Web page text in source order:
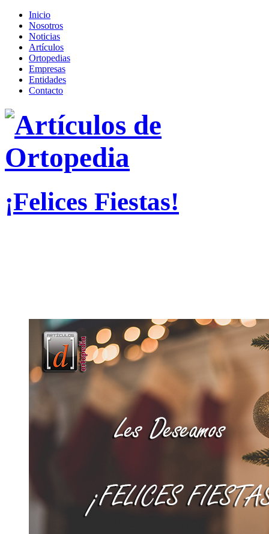
Inicio
Nosotros
Noticias
Artículos
Ortopedias
Empresas
Entidades
Contacto
¡Felices Fiestas!